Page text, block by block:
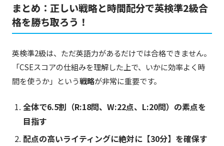
まとめ：正しい戦略と時間配分で英検準2級合
格を勝ち取ろう！
英検準2級は、ただ英語力があるだけでは合格できません。
「CSEスコアの仕組みを理解した上で、いかに効率よく時
間を使うか」という戦略が非常に重要です。
全体で6.5割（R:18問、W:22点、L:20問）の素点を
目指す
配点の高いライティングに絶対に【30分】を確保す